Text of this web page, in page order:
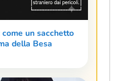
un sacchetto
della Besa